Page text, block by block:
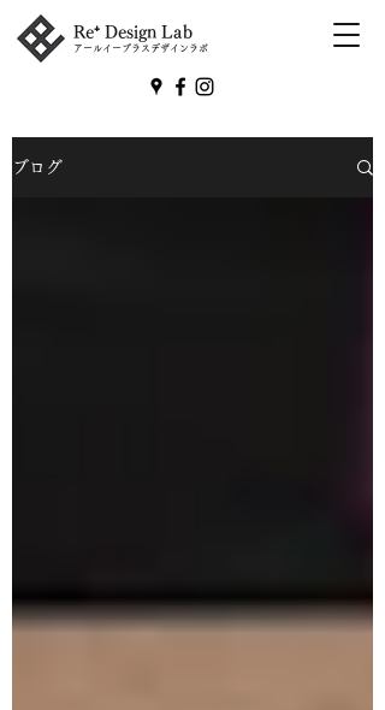
Re⁺ Design Lab
アールイープラスデザインラボ
ブログ